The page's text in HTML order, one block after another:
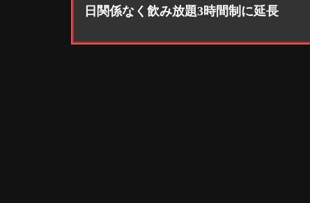
日関係なく飲み放題3時間制に延長